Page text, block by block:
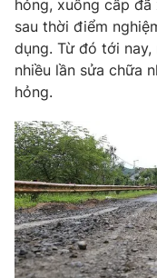
Theo dõi báo trên
Cơ quan chủ quản:
Cơ quan báo chí:
Giấy phép hoạt động
cấp ngày 29/12/2023
Tổng Biên tập:Vũ
Phó Tổng Biên tập:
Nguyễn Trọng Ninh
Tổng đài VTV:024.38
hỏng, xuống cấp
sau thời điểm
dụng. Từ đó tới
nhiều lần sửa chữa
hỏng.